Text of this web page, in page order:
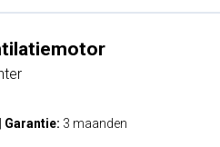
Garantie: 3 maanden